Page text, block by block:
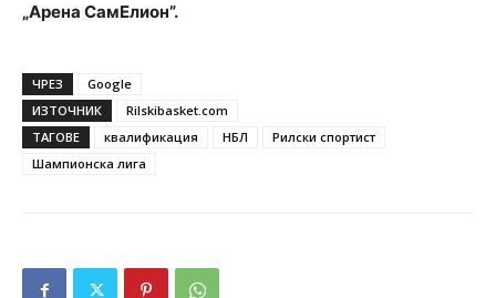
„Арена СамЕлион”.
ЧРЕЗ
Google
ИЗТОЧНИК
Rilskibasket.com
ТАГОВЕ
квалификация НБЛ
Рилски спортист
Шампионска лига